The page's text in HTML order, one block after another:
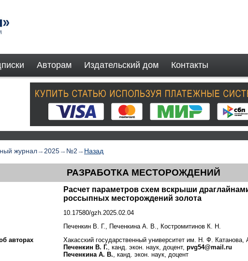
Авторам Издательский дом Контакты
журнал→ 2025→ №2 → Назад
РАЗРАБОТКА МЕСТОРОЖДЕНИЙ
Расчет параметров схем вскрыши
россыпных месторождений золота
10.17580/gzh.2025.02.04
Печенкин В. Г., Печенкина А. В., Костромитинов К. Н.
авторах
Хакасский государственный университет им. Н. Ф. Катанова,
Печенкин В. Г., канд. экон. наук, доцент,pvg54@mail.ru
Печенкина А. В., канд. экон. наук, доцент